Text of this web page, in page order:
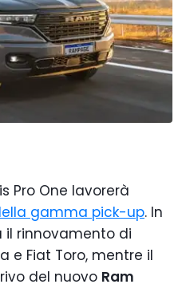
Pro One lavorerà
gamma pick-up. In
il rinnovamento di
e Fiat Toro, mentre il
del nuovo Ram